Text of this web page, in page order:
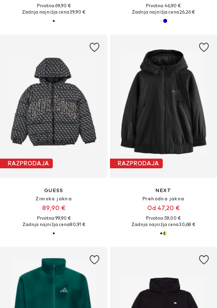
Prvotno: 69,90 €
Zadnja najnižja cena39,90 €
Prvotno: 46,90 €
Zadnja najnižja cena26,26 €
RAZPRODAJA
GUESS
Zimska jakna
89,90 €
Prvotno: 99,90 €
Zadnja najnižja cena80,91 €
RAZPRODAJA
NEXT
Prehodna jakna
Od 47,20 €
Prvotno: 59,00 €
Zadnja najnižja cena30,68 €